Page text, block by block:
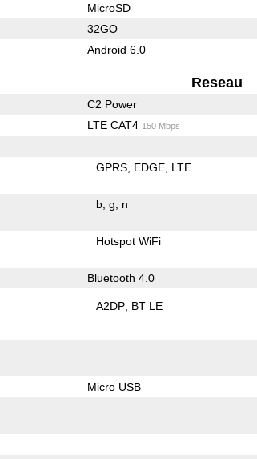
MicroSD
32GO
Android 6.0
Reseau
C2 Power
LTE CAT4 150 Mbps
GPRS EDGE LTE
b g n
Hotspot WiFi
Bluetooth 4.0
A2DP BT LE
Micro USB